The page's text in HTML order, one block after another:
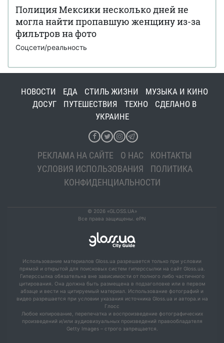
Полиция Мексики несколько дней не
могла найти пропавшую женщину из-за
фильтров на фото
Соцсети/реальность
НОВОСТИ ЕДА СТИЛЬ ЖИЗНИ
МУЗЫКА И КИНО
ДОСУГ
ПУТЕШЕСТВИЯ ТЕХНО
СДЕЛАНО В
УКРАИНЕ
РЕКЛАМА НА САЙТЕ О НАС
КОНТАКТЫ
УСЛОВИЯ ИСПОЛЬЗОВАНИЯ
ПОЛИТИКА
КОНФИДЕНЦИАЛЬНОСТИ
© 2026 «GLOSS.UA»
Все права защищены. ePN
Использование материалов Gloss.ua разрешается только при условии
прямой и открытой для поисковых систем гиперссылки на сайт Gloss.ua.
Гиперссылка обязательна вне зависимости от полного либо частичного
цитирования. Она должна быть размещена в подзаголовке или в первом
абзаце и вести на цитируемый материал. Использование фотографий и
видео разрешается при условии указания источника Gloss.ua и автора.и на
Глосс
Любое копирование, перепечатка и воспроизведение фотографических
произведений и/или аудиовизуальных произведений правообладателя
Getty Images – строго запрещается.